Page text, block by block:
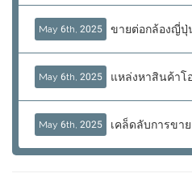
May 6th, 2025
May 6th, 2025
May 6th, 2025